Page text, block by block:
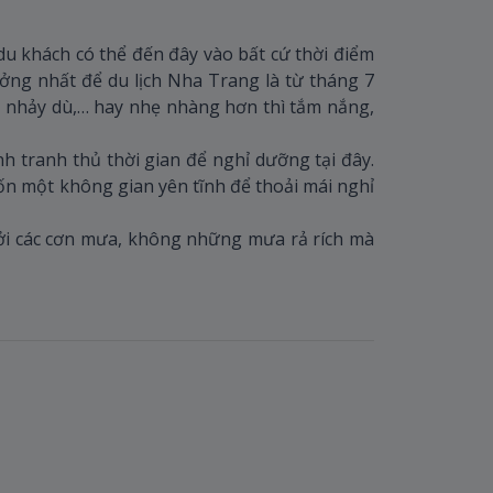
khách có thể đến đây vào bất cứ thời điểm
nhất để du lịch Nha Trang là từ tháng 7
dù,… hay nhẹ nhàng hơn thì tắm nắng,
tranh thủ thời gian để nghỉ dưỡng tại đây.
một không gian yên tĩnh để thoải mái nghỉ
các cơn mưa, không những mưa rả rích mà